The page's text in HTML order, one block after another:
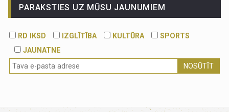
PARAKSTIES UZ MŪSU JAUNUMIEM
RD IKSD IZGLĪTĪBA KULTŪRA
SPORTS
JAUNATNE
NOSŪTĪT